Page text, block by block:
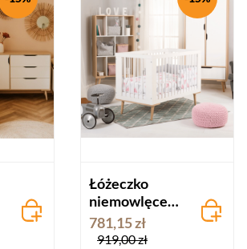
Łóżeczko
niemowlęce
60x120 SOFIE
białe
781,15 zł
919,00 zł